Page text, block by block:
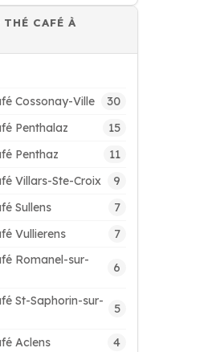
CAFÉ À
Cossonay-Ville
30
Penthalaz 15
Penthaz 11
Villars-Ste-Croix 9
Sullens 7
Vullierens 7
Romanel-sur-
6
St-Saphorin-sur-
5
Aclens 4